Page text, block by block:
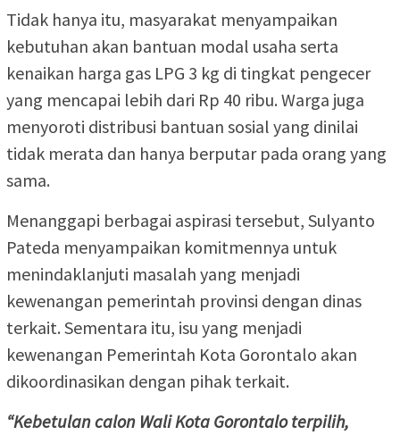
Tidak hanya itu, masyarakat menyampaikan
kebutuhan akan bantuan modal usaha serta
kenaikan harga gas LPG 3 kg di tingkat pengecer
yang mencapai lebih dari Rp 40 ribu. Warga juga
menyoroti distribusi bantuan sosial yang dinilai
tidak merata dan hanya berputar pada orang yang
sama.
Menanggapi berbagai aspirasi tersebut, Sulyanto
Pateda menyampaikan komitmennya untuk
menindaklanjuti masalah yang menjadi
kewenangan pemerintah provinsi dengan dinas
terkait. Sementara itu, isu yang menjadi
kewenangan Pemerintah Kota Gorontalo akan
dikoordinasikan dengan pihak terkait.
“Kebetulan calon Wali Kota Gorontalo terpilih,